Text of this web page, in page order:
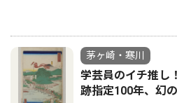
茅ヶ崎・寒川
学芸員のイチ推
跡指定100年、幻